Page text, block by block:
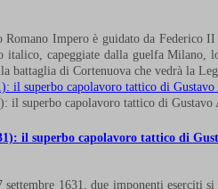
Impero è guidato da Federico
italico, capeggiate dalla guelfa Milano,
battaglia di Cortenuova che vedrà la
il superbo capolavoro tattico di
1631, due imponenti eserciti